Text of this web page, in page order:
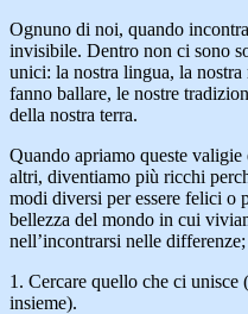
Ognuno di noi, quando
invisibile. Dentro non ci sono
unici: la nostra lingua, la
fanno ballare, le nostre
della nostra terra.
Quando apriamo queste
altri, diventiamo più ricchi
modi diversi per essere felici o
bellezza del mondo in cui
nell’incontrarsi nelle
1. Cercare quello che ci
insieme).